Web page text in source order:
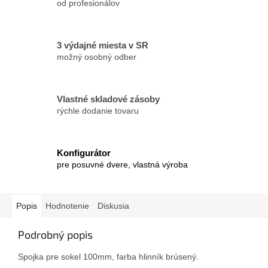
od profesionálov
3 výdajné miesta v SR
možný osobný odber
Vlastné skladové zásoby
rýchle dodanie tovaru
Konfigurátor
pre posuvné dvere, vlastná výroba
Popis Hodnotenie Diskusia
Podrobný popis
Spojka pre sokel 100mm, farba hlinník brúsený.